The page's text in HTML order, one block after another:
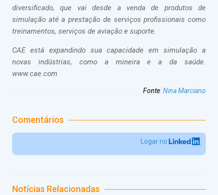
diversificado, que vai desde a venda de produtos de
simulação até a prestação de serviços profissionais como
treinamentos, serviços de aviação e suporte.
CAE está expandindo sua capacidade em simulação a
novas indústrias, como a mineira e a da saúde.
www.cae.com
Fonte:Nina Marciano
Comentários
Logar no
Notícias Relacionadas